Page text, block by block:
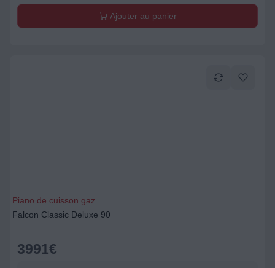
Ajouter au panier
Piano de cuisson gaz
Falcon Classic Deluxe 90
3991€